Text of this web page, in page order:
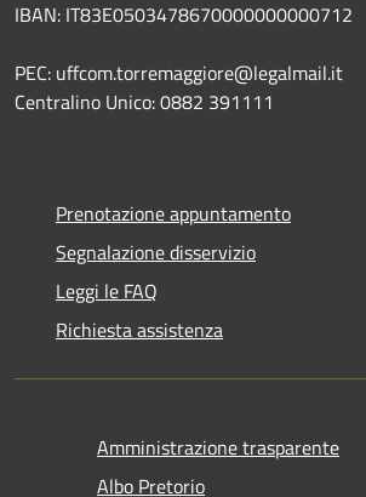
IBAN: IT83E0503478670000000000712
PEC: uffcom.torremaggiore@legalmail.it
Centralino Unico: 0882 391111
Prenotazione appuntamento
Segnalazione disservizio
Leggi le FAQ
Richiesta assistenza
Amministrazione trasparente
Albo Pretorio